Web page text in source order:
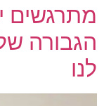
מתרגשים
הגבורה
לנו